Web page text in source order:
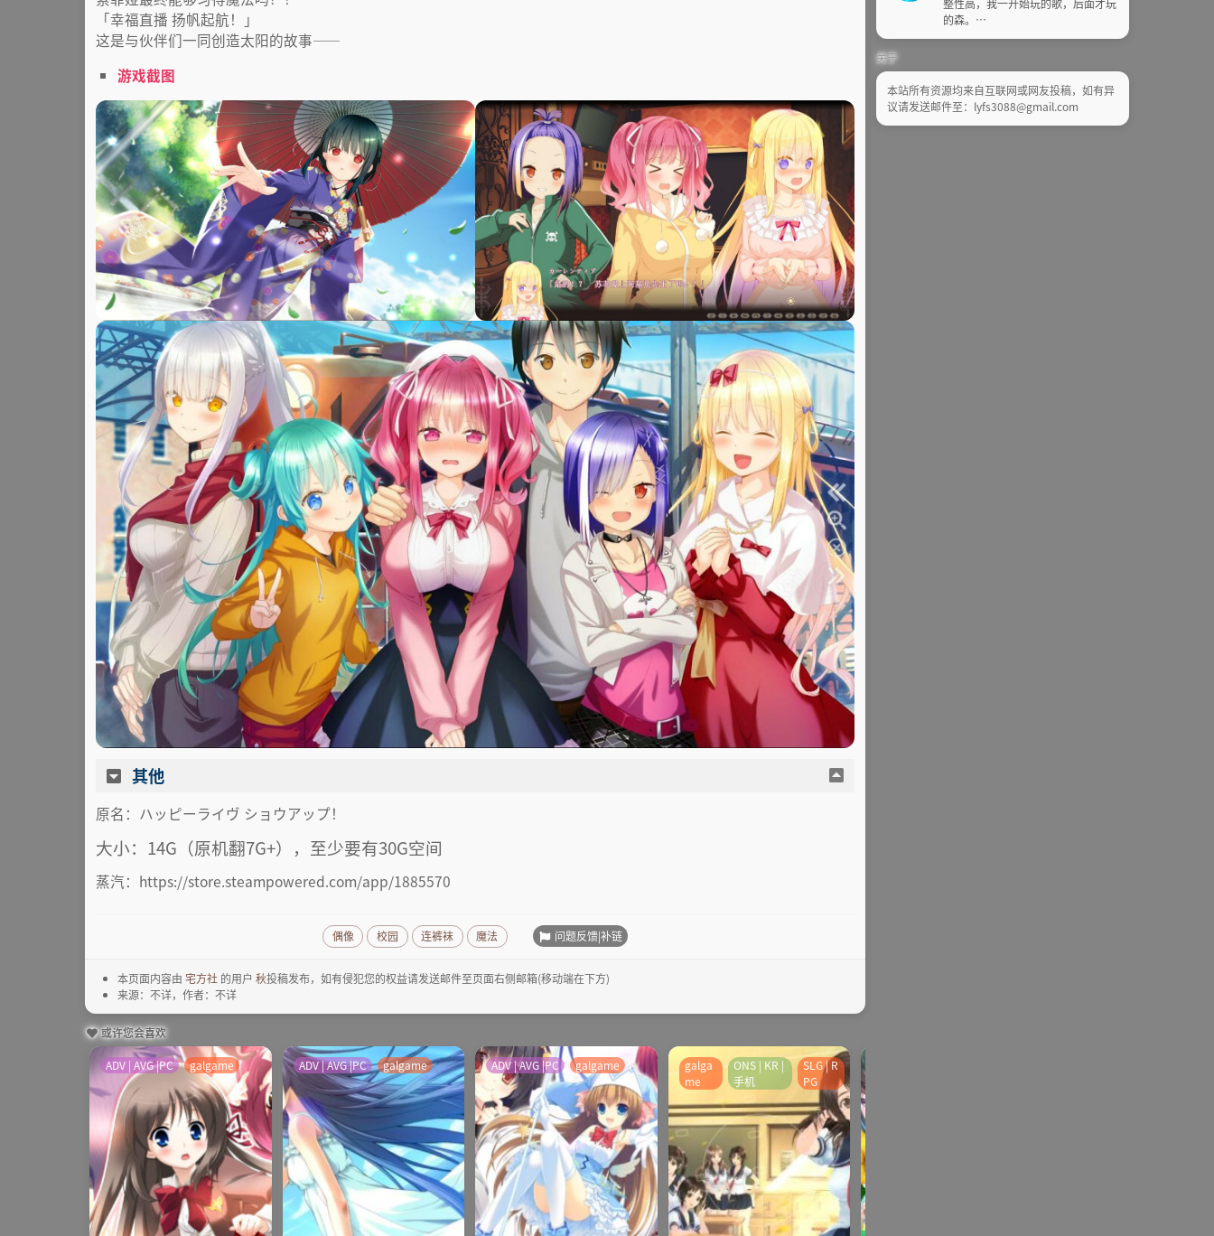
「幸福直播 扬帆起航！」
这是与伙伴们一同创造太阳的故事——
游戏截图
其他
原名：ハッピーライヴ ショウアップ！
大小：14G（原机翻7G+），至少要有30G空间
蒸汽：https://store.steampowered.com/app/1885570
偶像 校园 连裤袜 魔法 问题反馈|补链
本页面内容由 宅方社 的用户 秋投稿发布，如有侵犯您的权益请发送邮件至页面右侧邮箱(移动端在下方)
来源：不详，作者：不详
或许您会喜欢
ADV | AVG |PC galgame ADV | AVG |PC galgame ADV | AVG |PC galgame
galga
me
ONS | KR |
手机
SLG | R
PG
的森。…
关于
本站所有资源均来自互联网或网友投稿，如有异
议请发送邮件至：lyfs3088@gmail.com